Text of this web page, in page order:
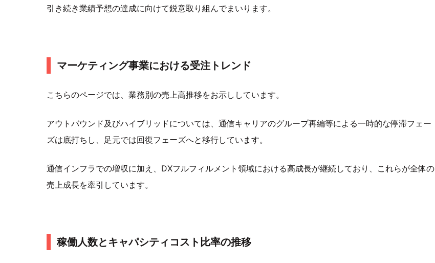
引き続き業績予想の達成に向けて鋭意取り組んでまいります。
マーケティング事業における受注トレンド
こちらのページでは、業務別の売上高推移をお示ししています。
アウトバウンド及びハイブリッドについては、通信キャリアのグループ再編等による一時的な停滞フェー
ズは底打ちし、足元では回復フェーズへと移行しています。
通信インフラでの増収に加え、DXフルフィルメント領域における高成長が継続しており、これらが全体の
売上成長を牽引しています。
稼働人数とキャパシティコスト比率の推移